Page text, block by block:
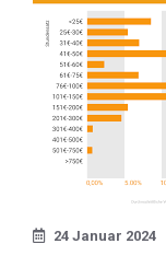
24 Januar 2024